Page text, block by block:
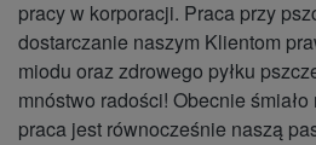
pracy w korporacji. Praca przy
dostarczanie naszym Klientom
miodu oraz zdrowego pyłku
mnóstwo radości! Obecnie
praca jest równocześnie naszą